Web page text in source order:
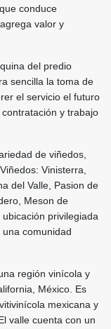
conduce
valor y
del predio
sencilla la toma de
el servicio el futuro
y trabajo
de viñedos,
Vinisterra,
del Valle, Pasion de
Meson de
privilegiada
comunidad
región vinícola y
México. Es
mexicana y
valle cuenta con un